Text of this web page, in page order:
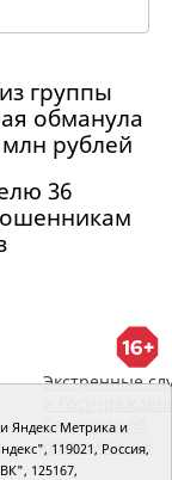
группы
обманула
рублей
36
Экстренные
Сведения об
организации
Яндекс Метрика и
119021, Россия,
125167,